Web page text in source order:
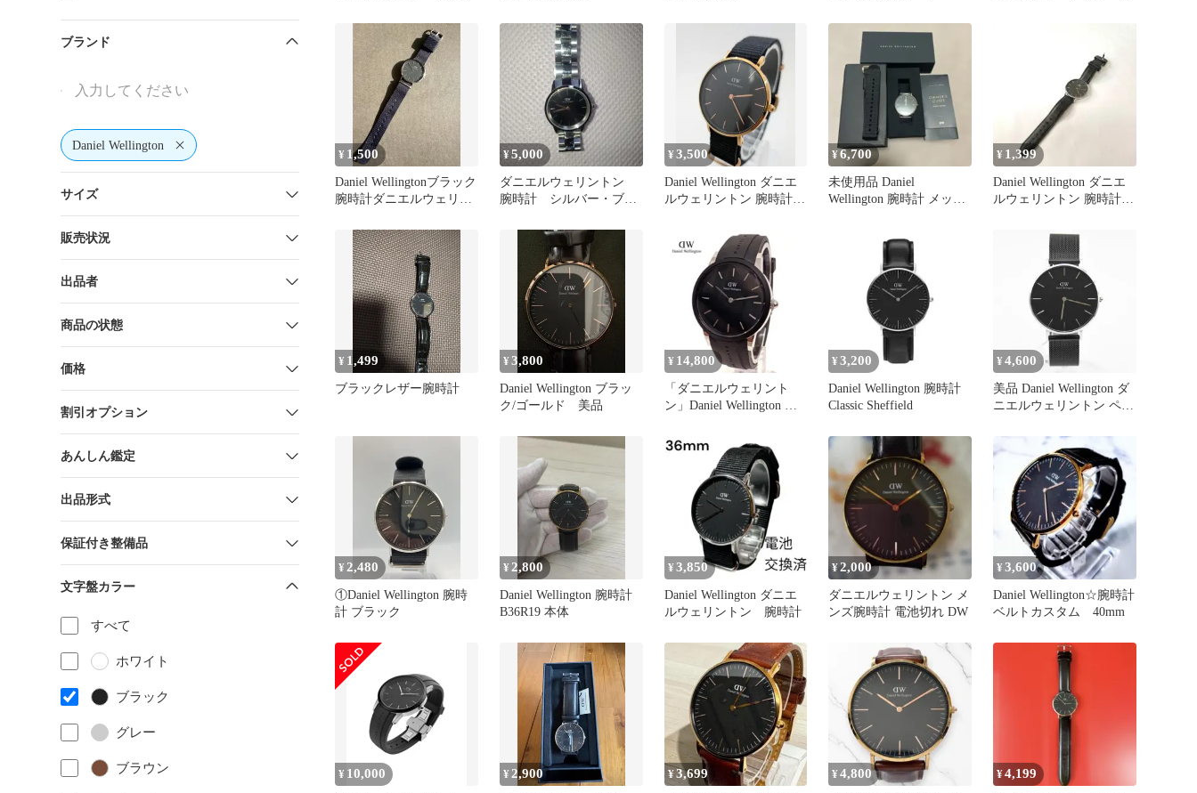
ブランド
Daniel Wellington
サイズ
販売状況
出品者
商品の状態
価格
割引オプション
あんしん鑑定
出品形式
保証付き整備品
文字盤カラー
すべて
ホワイト
ブラック
グレー
ブラウン
¥ 1,500
Daniel Wellingtonブラック
腕時計ダニエルウェリン
¥5,000
ダニエルウェリントン
腕時計 シルバー・ブラ
¥3,500
Daniel Wellington ダニエ
ルウェリントン 腕時計
¥6,700
未使用品 Daniel
Wellington 腕時計 メッシ
¥ 1,399
Daniel Wellington ダニエ
ルウェリントン 腕時計ブ
¥ 1,499
ブラックレザー腕時計
¥3,800
Daniel Wellington ブラッ
ク/ゴールド 美品
¥ 14,800
「ダニエルウェリント
ン」Daniel Wellington 腕
¥ 3,200
Daniel Wellington 腕時計
Classic Sheffield
¥4,600
美品 Daniel Wellington ダ
ニエルウェリントン ペテ
ド シルバー ブラック 黒
文字盤 36mm 2針 防水 ラ
ウンド クォーツ ブラッ
クメッシュ メンズ レデ
ィース ユニセックス
DW00100308 電池交換済
¥ 2,480
①Daniel Wellington 腕時
計 ブラック
¥ 2,800
Daniel Wellington 腕時計
B36R19 本体
¥ 3,850
Daniel Wellington ダニエ
ルウェリントン 腕時計
¥2,000
ダニエルウェリントン メ
ンズ腕時計 電池切れ DW
¥3,600
Daniel Wellington☆腕時計
ベルトカスタム 40mm
¥ 10,000 ¥ 2,900 ¥3,699 ¥4,800 ¥4,199